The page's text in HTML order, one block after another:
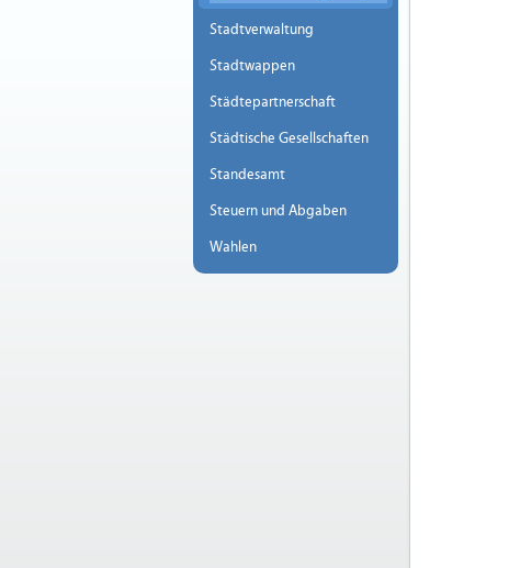
Stadtverwaltung
Stadtwappen
Städtepartnerschaft
Städtische Gesellschaften
Standesamt
Steuern und Abgaben
Wahlen